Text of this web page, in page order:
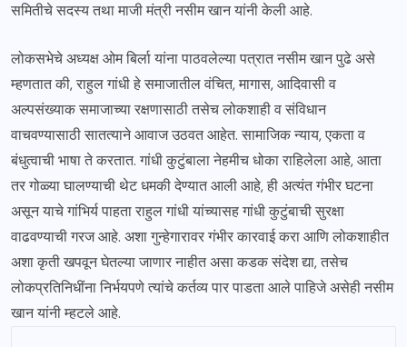
समितीचे सदस्य तथा माजी मंत्री नसीम खान यांनी केली आहे.
लोकसभेचे अध्यक्ष ओम बिर्ला यांना पाठवलेल्या पत्रात नसीम खान पुढे असे
म्हणतात की, राहुल गांधी हे समाजातील वंचित, मागास, आदिवासी व
अल्पसंख्याक समाजाच्या रक्षणासाठी तसेच लोकशाही व संविधान
वाचवण्यासाठी सातत्याने आवाज उठवत आहेत. सामाजिक न्याय, एकता व
बंधुत्वाची भाषा ते करतात. गांधी कुटुंबाला नेहमीच धोका राहिलेला आहे, आता
तर गोळ्या घालण्याची थेट धमकी देण्यात आली आहे, ही अत्यंत गंभीर घटना
असून याचे गांभिर्य पाहता राहुल गांधी यांच्यासह गांधी कुटुंबाची सुरक्षा
वाढवण्याची गरज आहे. अशा गुन्हेगारावर गंभीर कारवाई करा आणि लोकशाहीत
अशा कृती खपवून घेतल्या जाणार नाहीत असा कडक संदेश द्या, तसेच
लोकप्रतिनिधींना निर्भयपणे त्यांचे कर्तव्य पार पाडता आले पाहिजे असेही नसीम
खान यांनी म्हटले आहे.